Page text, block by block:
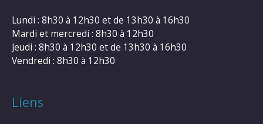
Lundi : 8h30 à 12h30 et de 13h30 à 16h30
Mardi et mercredi : 8h30 à 12h30
Jeudi : 8h30 à 12h30 et de 13h30 à 16h30
Vendredi : 8h30 à 12h30
Liens